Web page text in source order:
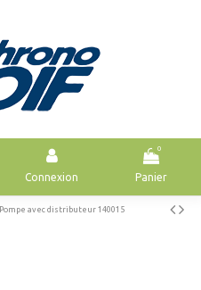
Connexion
0
Panier
Pompe avec distributeur 140015